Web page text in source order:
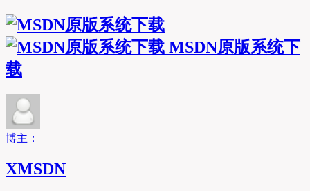
MSDN原版系统下
载
博主：
XMSDN